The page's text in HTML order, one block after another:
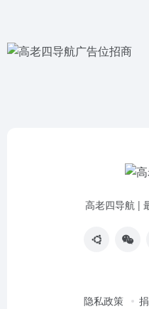
高老四导航 |
隐私政策